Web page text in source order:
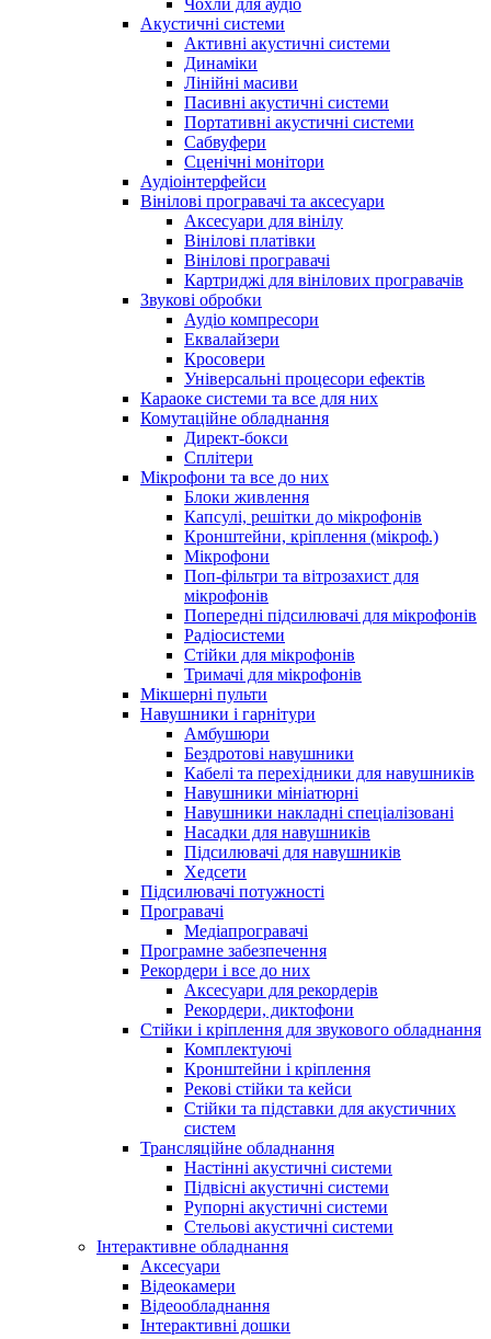
Чохли для аудіо
Акустичні системи
Активні акустичні системи
Динаміки
Лінійні масиви
Пасивні акустичні системи
Портативні акустичні системи
Сабвуфери
Сценічні монітори
Аудіоінтерфейси
Вінілові програвачі та аксесуари
Аксесуари для вінілу
Вінілові платівки
Вінілові програвачі
Картриджі для вінілових програвачів
Звукові обробки
Аудіо компресори
Еквалайзери
Кросовери
Універсальні процесори ефектів
Караоке системи та все для них
Комутаційне обладнання
Директ-бокси
Сплітери
Мікрофони та все до них
Блоки живлення
Капсулі, решітки до мікрофонів
Кронштейни, кріплення (мікроф.)
Мікрофони
Поп-фільтри та вітрозахист для
мікрофонів
Попередні підсилювачі для мікрофонів
Радіосистеми
Стійки для мікрофонів
Тримачі для мікрофонів
Мікшерні пульти
Навушники і гарнітури
Амбушюри
Бездротові навушники
Кабелі та перехідники для навушників
Навушники мініатюрні
Навушники накладні спеціалізовані
Насадки для навушників
Підсилювачі для навушників
Хедсети
Підсилювачі потужності
Програвачі
Медіапрогравачі
Програмне забезпечення
Рекордери і все до них
Аксесуари для рекордерів
Рекордери, диктофони
Стійки і кріплення для звукового обладнання
Комплектуючі
Кронштейни і кріплення
Рекові стійки та кейси
Стійки та підставки для акустичних
систем
Трансляційне обладнання
Настінні акустичні системи
Підвісні акустичні системи
Рупорні акустичні системи
Стельові акустичні системи
Інтерактивне обладнання
Аксесуари
Відеокамери
Відеообладнання
Інтерактивні дошки